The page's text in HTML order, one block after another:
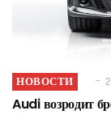
НОВОСТИ
Audi возродит